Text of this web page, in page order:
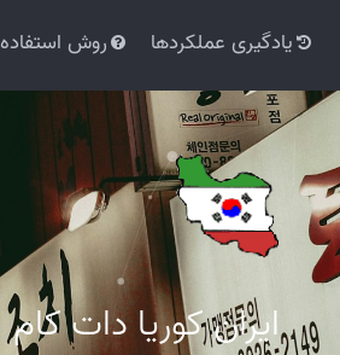
یادگیری عملکردها روش استفاده
ایران کوریا دات کام